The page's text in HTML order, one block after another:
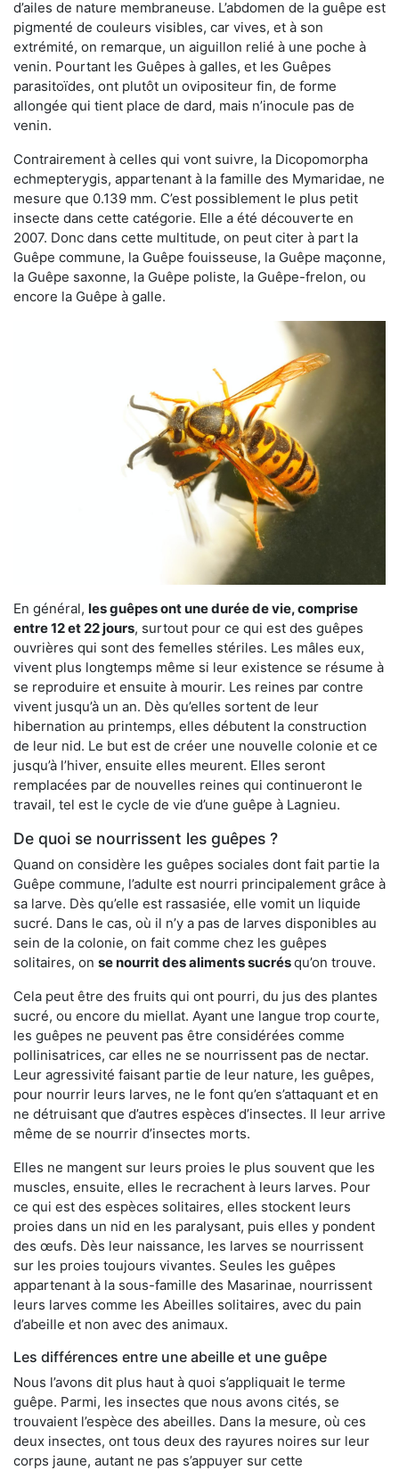
d’ailes de nature membraneuse. L’abdomen de la guêpe est
pigmenté de couleurs visibles, car vives, et à son
extrémité, on remarque, un aiguillon relié à une poche à
venin. Pourtant les Guêpes à galles, et les Guêpes
parasitoïdes, ont plutôt un ovipositeur fin, de forme
allongée qui tient place de dard, mais n’inocule pas de
venin.
Contrairement à celles qui vont suivre, la Dicopomorpha
echmepterygis, appartenant à la famille des Mymaridae, ne
mesure que 0.139 mm. C’est possiblement le plus petit
insecte dans cette catégorie. Elle a été découverte en
2007. Donc dans cette multitude, on peut citer à part la
Guêpe commune, la Guêpe fouisseuse, la Guêpe maçonne,
la Guêpe saxonne, la Guêpe poliste, la Guêpe-frelon, ou
encore la Guêpe à galle.
En général, les guêpes ont une durée de vie, comprise
entre 12 et 22 jours, surtout pour ce qui est des guêpes
ouvrières qui sont des femelles stériles. Les mâles eux,
vivent plus longtemps même si leur existence se résume à
se reproduire et ensuite à mourir. Les reines par contre
vivent jusqu’à un an. Dès qu’elles sortent de leur
hibernation au printemps, elles débutent la construction
de leur nid. Le but est de créer une nouvelle colonie et ce
jusqu’à l’hiver, ensuite elles meurent. Elles seront
remplacées par de nouvelles reines qui continueront le
travail, tel est le cycle de vie d’une guêpe à Lagnieu.
De quoi se nourrissent les guêpes ?
Quand on considère les guêpes sociales dont fait partie la
Guêpe commune, l’adulte est nourri principalement grâce à
sa larve. Dès qu’elle est rassasiée, elle vomit un liquide
sucré. Dans le cas, où il n’y a pas de larves disponibles au
sein de la colonie, on fait comme chez les guêpes
solitaires, on se nourrit des aliments sucrésqu’on trouve.
Cela peut être des fruits qui ont pourri, du jus des plantes
sucré, ou encore du miellat. Ayant une langue trop courte,
les guêpes ne peuvent pas être considérées comme
pollinisatrices, car elles ne se nourrissent pas de nectar.
Leur agressivité faisant partie de leur nature, les guêpes,
pour nourrir leurs larves, ne le font qu’en s’attaquant et en
ne détruisant que d’autres espèces d’insectes. Il leur arrive
même de se nourrir d’insectes morts.
Elles ne mangent sur leurs proies le plus souvent que les
muscles, ensuite, elles le recrachent à leurs larves. Pour
ce qui est des espèces solitaires, elles stockent leurs
proies dans un nid en les paralysant, puis elles y pondent
des œufs. Dès leur naissance, les larves se nourrissent
sur les proies toujours vivantes. Seules les guêpes
appartenant à la sous-famille des Masarinae, nourrissent
leurs larves comme les Abeilles solitaires, avec du pain
d’abeille et non avec des animaux.
Les différences entre une abeille et une guêpe
Nous l’avons dit plus haut à quoi s’appliquait le terme
guêpe. Parmi, les insectes que nous avons cités, se
trouvaient l’espèce des abeilles. Dans la mesure, où ces
deux insectes, ont tous deux des rayures noires sur leur
corps jaune, autant ne pas s’appuyer sur cette